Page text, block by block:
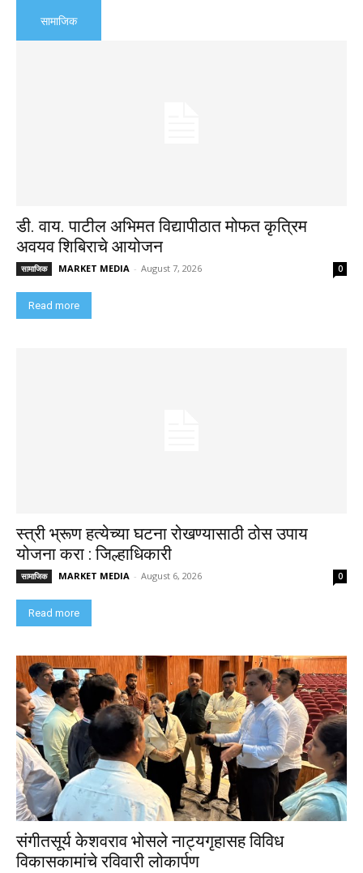
सामाजिक
डी. वाय. पाटील अभिमत विद्यापीठात मोफत कृत्रिम
अवयव शिबिराचे आयोजन
सामाजिक MARKET MEDIA - August 7, 2026 0
Read more
स्त्री भ्रूण हत्येच्या घटना रोखण्यासाठी ठोस उपाय
योजना करा : जिल्हाधिकारी
सामाजिक MARKET MEDIA - August 6, 2026 0
Read more
संगीतसूर्य केशवराव भोसले नाट्यगृहासह विविध
विकासकामांचे रविवारी लोकार्पण